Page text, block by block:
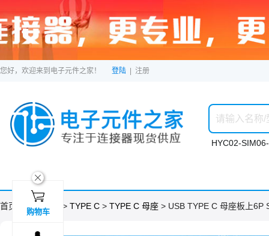
您好，欢迎来到电子元件之家！ 登陆 注册
HYC02-
首页 > 分类目录 > TYPE C > TYPE C 母座 > USB TYPE C 母座板上6P
ဆ

购物车